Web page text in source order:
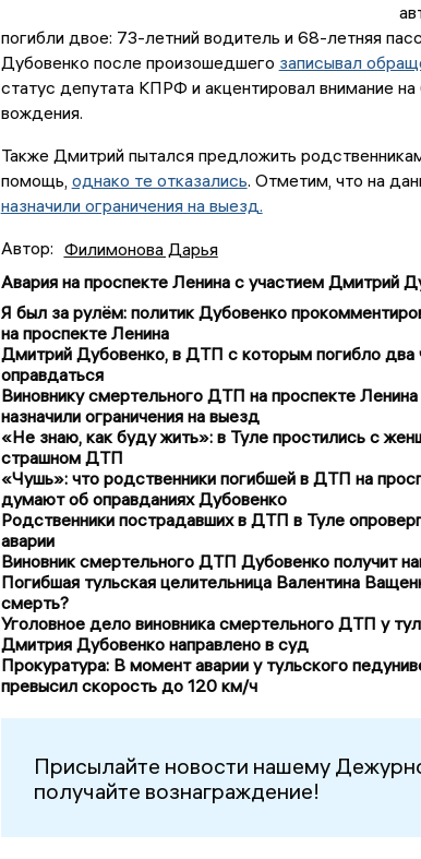
погибли двое: 73-летний водитель и 68-летняя
Дубовенко после произошедшего записывал
статус депутата КПРФ и акцентировал внимание
вождения.
Также Дмитрий пытался предложить
помощь, однако те отказались. Отметим, что на
назначили ограничения на выезд.
Автор: Филимонова Дарья
Авария на проспекте Ленина с участием Дмитрий
Я был за рулём: политик Дубовенко
на проспекте Ленина
Дмитрий Дубовенко, в ДТП с которым погибло два
оправдаться
Виновнику смертельного ДТП на проспекте
назначили ограничения на выезд
«Не знаю, как буду жить»: в Туле простились с
страшном ДТП
«Чушь»: что родственники погибшей в ДТП на
думают об оправданиях Дубовенко
Родственники пострадавших в ДТП в Туле
аварии
Виновник смертельного ДТП Дубовенко получит
Погибшая тульская целительница Валентина
смерть?
Уголовное дело виновника смертельного ДТП у
Дмитрия Дубовенко направлено в суд
Прокуратура: В момент аварии у тульского
превысил скорость до 120 км/ч
Присылайте новости нашему
получайте вознаграждение!